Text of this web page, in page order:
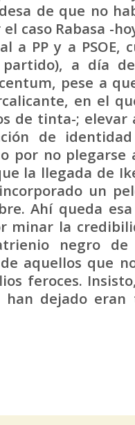
de que no
caso Rabasa -
a PP y a PSOE,
a día
pese a
en el
de tinta-; elevar
de
por no
la llegada de
un
Ahí queda
minar la
negro
aquellos que
feroces.
han dejado